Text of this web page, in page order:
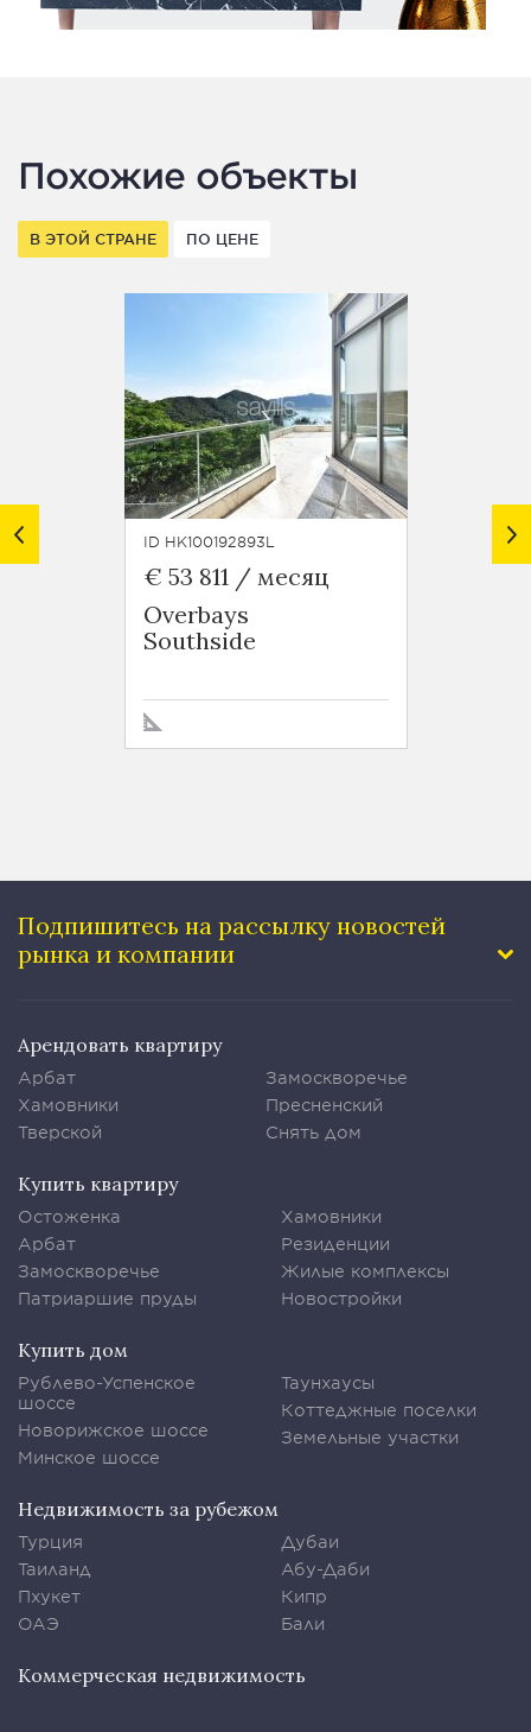
Похожие объекты
В ЭТОЙ СТРАНЕ ПО ЦЕНЕ
ID HK100192893L
€ 53 811 / месяц
Overbays
Southside
ID
Подпишитесь на рассылку новостей
рынка и компании
Арендовать квартиру
Арбат
Хамовники
Тверской
Замоскворечье
Пресненский
Снять дом
Купить квартиру
Остоженка
Арбат
Замоскворечье
Патриаршие пруды
Хамовники
Резиденции
Жилые комплексы
Новостройки
Купить дом
Рублево-Успенское
шоссе
Новорижское шоссе
Минское шоссе
Таунхаусы
Коттеджные поселки
Земельные участки
Недвижимость за рубежом
Турция
Таиланд
Пхукет
ОАЭ
Дубаи
Абу-Даби
Кипр
Бали
Коммерческая недвижимость